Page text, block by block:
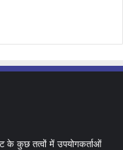
के कुछ तत्वों में उपयोगकर्ताओं